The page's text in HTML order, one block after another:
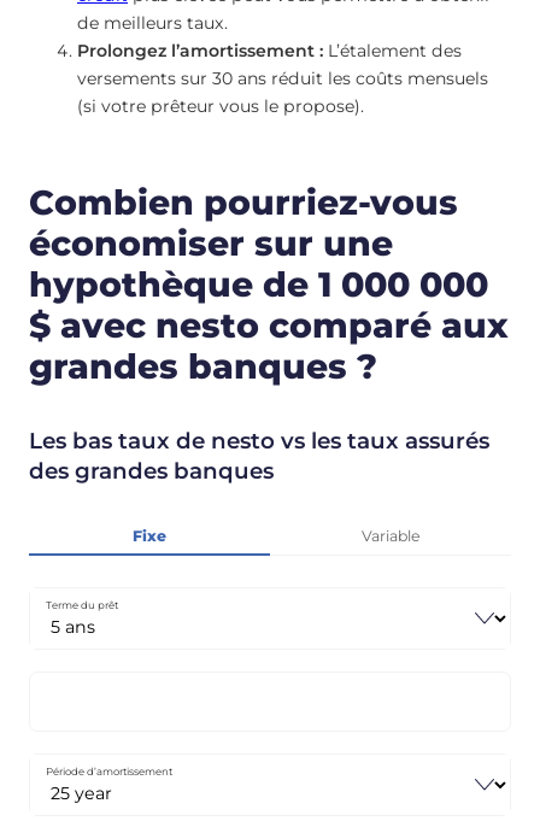
de meilleurs taux.
Prolongez l’amortissement : L’étalement des
versements sur 30 ans réduit les coûts mensuels
(si votre prêteur vous le propose).
Combien pourriez-vous
économiser sur une
hypothèque de 1 000 000
$ avec nesto comparé aux
grandes banques ?
Les bas taux de nesto vs les taux assurés
des grandes banques
Fixe Variable
Terme du prêt
Période d’amortissement